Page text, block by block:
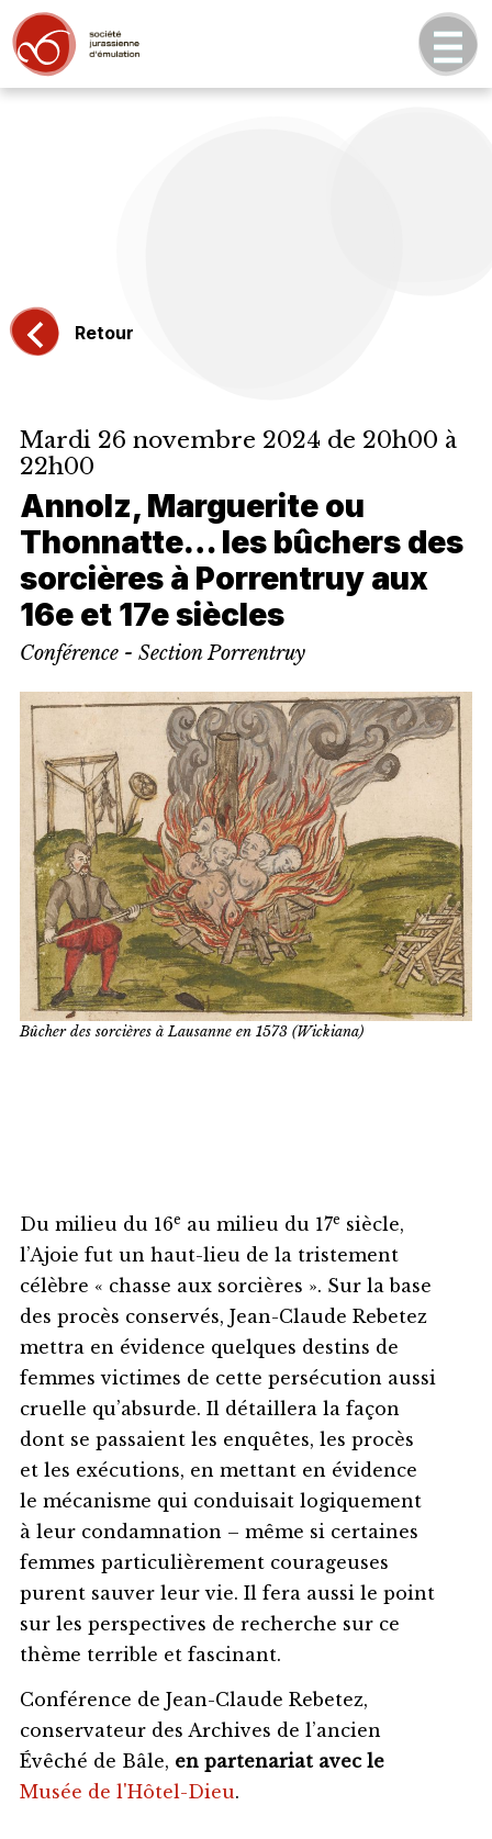
Retour
Mardi 26 novembre 2024 de 20h00 à
22h00
Annolz, Marguerite ou
Thonnatte… les bûchers des
sorcières à Porrentruy aux
16e et 17e siècles
Conférence - Section Porrentruy
Bûcher des sorcières à Lausanne en 1573 (Wickiana)
Du milieu du 16e au milieu du 17e siècle,
l’Ajoie fut un haut-lieu de la tristement
célèbre « chasse aux sorcières ». Sur la base
des procès conservés, Jean-Claude Rebetez
mettra en évidence quelques destins de
femmes victimes de cette persécution aussi
cruelle qu’absurde. Il détaillera la façon
dont se passaient les enquêtes, les procès
et les exécutions, en mettant en évidence
le mécanisme qui conduisait logiquement
à leur condamnation – même si certaines
femmes particulièrement courageuses
purent sauver leur vie. Il fera aussi le point
sur les perspectives de recherche sur ce
thème terrible et fascinant.
Conférence de Jean-Claude Rebetez,
conservateur des Archives de l’ancien
Évêché de Bâle, en partenariat avec le
Musée de l'Hôtel-Dieu.